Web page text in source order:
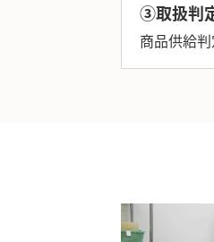
③取扱判
商品供給